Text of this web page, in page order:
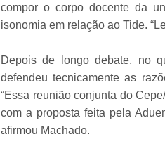
compor o corpo docente da
isonomia em relação ao Tide.
Depois de longo debate, no
defendeu tecnicamente as
“Essa reunião conjunta do
com a proposta feita pela
afirmou Machado.